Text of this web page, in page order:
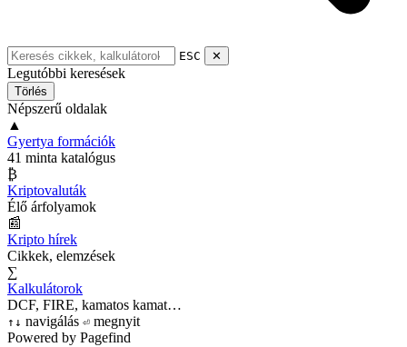
ESC ✕
Legutóbbi keresések
Törlés
Népszerű oldalak
▲
Gyertya formációk
41 minta katalógus
₿
Kriptovaluták
Élő árfolyamok
📰
Kripto hírek
Cikkek, elemzések
∑
Kalkulátorok
DCF, FIRE, kamatos kamat…
↑ ↓ navigálás ⏎ megnyit
Powered by Pagefind